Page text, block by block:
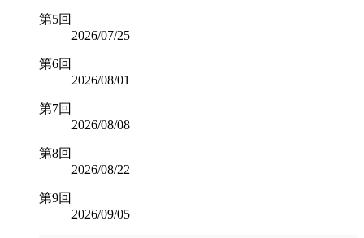
第5回
2026/07/25
第6回
2026/08/01
第7回
2026/08/08
第8回
2026/08/22
第9回
2026/09/05